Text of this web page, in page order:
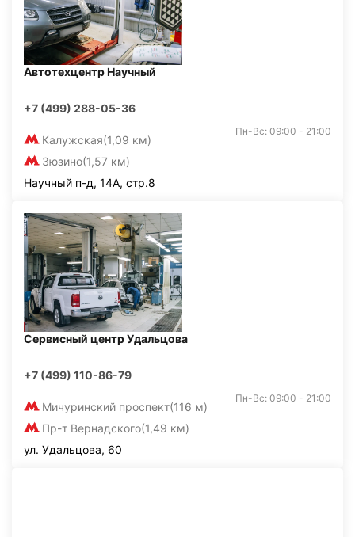
Автотехцентр Научный
+7 (499) 288-05-36
Калужская(1,09 км)
Зюзино(1,57 км)
Пн-Вс: 09:00 - 21:00
Научный п-д, 14А, стр.8
Сервисный центр Удальцова
+7 (499) 110-86-79
Мичуринский проспект(116 м)
Пр-т Вернадского(1,49 км)
Пн-Вс: 09:00 - 21:00
ул. Удальцова, 60